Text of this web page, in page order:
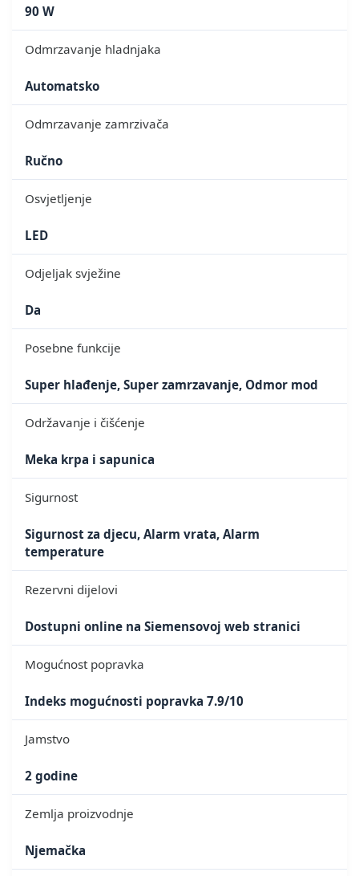
90 W
Odmrzavanje hladnjaka
Automatsko
Odmrzavanje zamrzivača
Ručno
Osvjetljenje
LED
Odjeljak svježine
Da
Posebne funkcije
Super hlađenje, Super zamrzavanje, Odmor mod
Održavanje i čišćenje
Meka krpa i sapunica
Sigurnost
Sigurnost za djecu, Alarm vrata, Alarm
temperature
Rezervni dijelovi
Dostupni online na Siemensovoj web stranici
Mogućnost popravka
Indeks mogućnosti popravka 7.9/10
Jamstvo
2 godine
Zemlja proizvodnje
Njemačka